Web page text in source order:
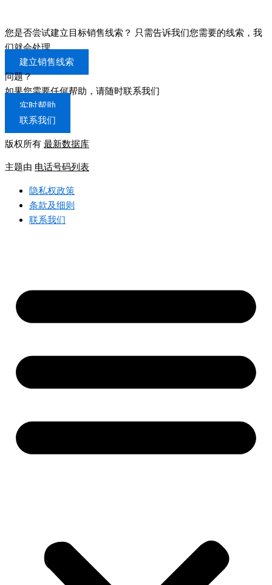
您是否尝试建立目标销售线索？ 只需告诉我们您需要的线索，我
们就会处理
建立销售线索
问题？
如果您需要任何帮助，请随时联系我们
实时帮助
联系我们
版权所有 最新数据库
主题由 电话号码列表
隐私权政策
条款及细则
联系我们